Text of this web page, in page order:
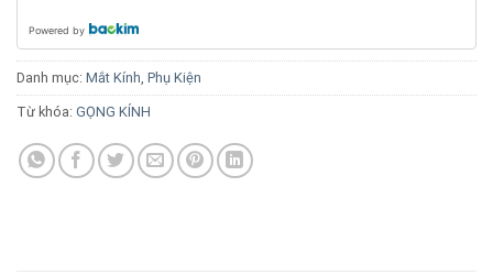
Powered by
Danh mục: Mắt Kính Phụ Kiện
Từ khóa: GỌNG KÍNH